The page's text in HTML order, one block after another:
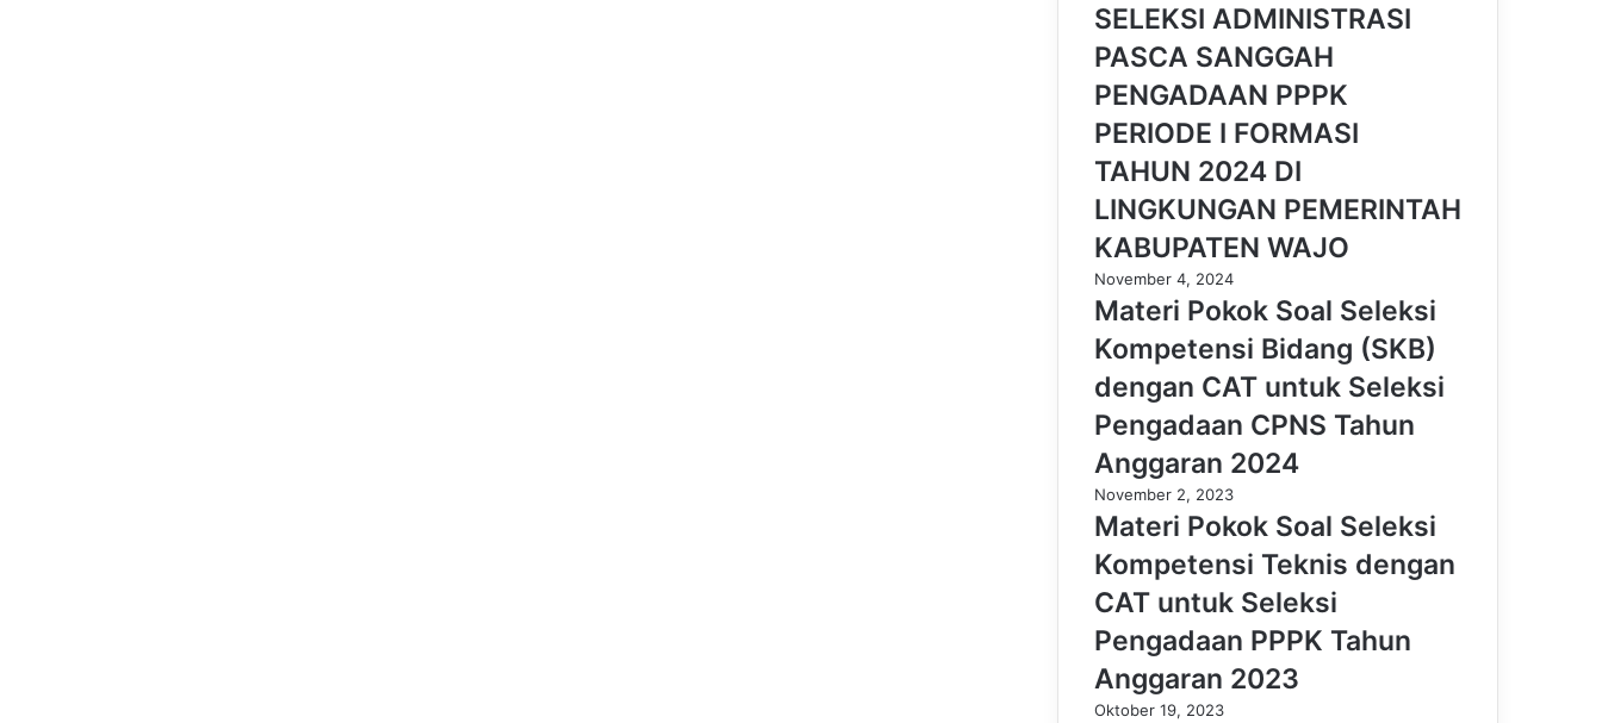
SELEKSI ADMINISTRASI
PASCA SANGGAH
PENGADAAN PPPK
PERIODE I FORMASI
TAHUN 2024 DI
LINGKUNGAN PEMERINTAH
KABUPATEN WAJO
November 4, 2024
Materi Pokok Soal Seleksi
Kompetensi Bidang (SKB)
dengan CAT untuk Seleksi
Pengadaan CPNS Tahun
Anggaran 2024
November 2, 2023
Materi Pokok Soal Seleksi
Kompetensi Teknis dengan
CAT untuk Seleksi
Pengadaan PPPK Tahun
Anggaran 2023
Oktober 19, 2023